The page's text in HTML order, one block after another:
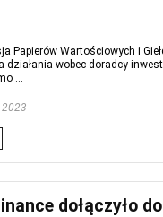
Papierów Wartościowych i
działania wobec doradcy
...
2023
dołączyło